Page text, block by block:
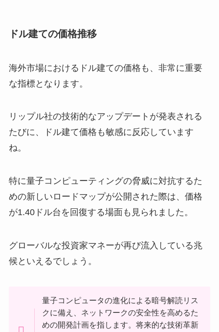
ドル建ての価格推移
海外市場におけるドル建ての価格も、非常に重要
な指標となります。
リップル社の技術的なアップデートが発表される
たびに、ドル建て価格も敏感に反応しています
ね。
特に量子コンピューティングの脅威に対抗するた
めの新しいロードマップが公開された際は、価格
が1.40ドル台を回復する場面も見られました。
グローバルな投資家マネーが再び流入している兆
候といえるでしょう。
量子コンピュータの進化による暗号解読リス
クに備え、ネットワークの安全性を高めるた
めの開発計画を指します。将来的な技術革新